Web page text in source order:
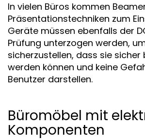
In vielen Büros kommen
Präsentationstechniken zum
Geräte müssen ebenfalls der
Prüfung unterzogen werden,
sicherzustellen, dass sie sicher
werden können und keine
Benutzer darstellen.
Büromöbel mit
Komponenten